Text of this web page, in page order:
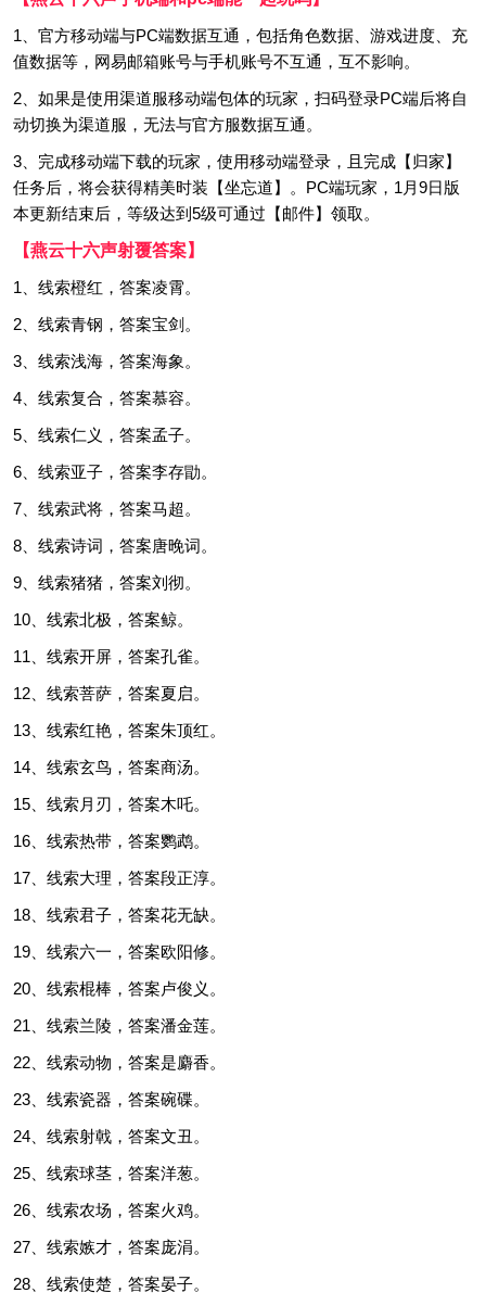
1、官方移动端与PC端数据互通，包括角色数据、游戏进度、充
值数据等，网易邮箱账号与手机账号不互通，互不影响。
2、如果是使用渠道服移动端包体的玩家，扫码登录PC端后将自
动切换为渠道服，无法与官方服数据互通。
3、完成移动端下载的玩家，使用移动端登录，且完成【归家】
任务后，将会获得精美时装【坐忘道】。PC端玩家，1月9日版
本更新结束后，等级达到5级可通过【邮件】领取。
【燕云十六声射覆答案】
1、线索橙红，答案凌霄。
2、线索青钢，答案宝剑。
3、线索浅海，答案海象。
4、线索复合，答案慕容。
5、线索仁义，答案孟子。
6、线索亚子，答案李存勖。
7、线索武将，答案马超。
8、线索诗词，答案唐晚词。
9、线索猪猪，答案刘彻。
10、线索北极，答案鲸。
11、线索开屏，答案孔雀。
12、线索菩萨，答案夏启。
13、线索红艳，答案朱顶红。
14、线索玄鸟，答案商汤。
15、线索月刃，答案木吒。
16、线索热带，答案鹦鹉。
17、线索大理，答案段正淳。
18、线索君子，答案花无缺。
19、线索六一，答案欧阳修。
20、线索棍棒，答案卢俊义。
21、线索兰陵，答案潘金莲。
22、线索动物，答案是麝香。
23、线索瓷器，答案碗碟。
24、线索射戟，答案文丑。
25、线索球茎，答案洋葱。
26、线索农场，答案火鸡。
27、线索嫉才，答案庞涓。
28、线索使楚，答案晏子。